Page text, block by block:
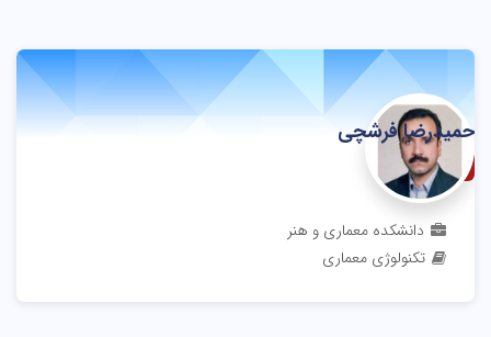
حمیدرضا فرشچی
استادیار
دانشکده معماری و هنر
تکنولوژی معماری